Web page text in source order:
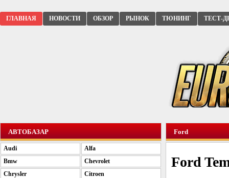
ГЛАВНАЯ НОВОСТИ ОБЗОР РЫНОК ТЮНИНГ ТЕСТ-
Ford
Ford
АВТОБАЗАР
Audi
Alfa
Bmw
Chevrolet
Chrysler
Citroen